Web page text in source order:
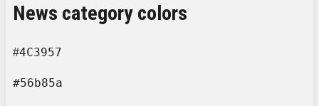
News category colors
#4C3957
#56b85a